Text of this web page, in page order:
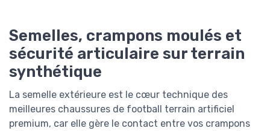
Semelles, crampons moulés et
sécurité articulaire sur terrain
synthétique
La semelle extérieure est le cœur technique des
meilleures chaussures de football terrain artificiel
premium, car elle gère le contact entre vos crampons